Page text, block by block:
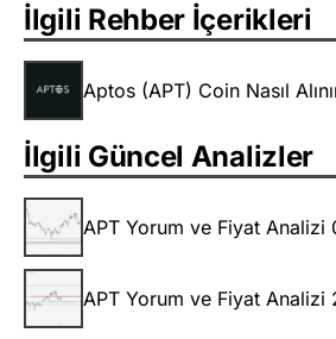
İlgili Rehber İçerikleri
Aptos (APT) Coin Nasıl
İlgili Güncel Analizler
APT Yorum ve Fiyat Analizi
APT Yorum ve Fiyat Analizi